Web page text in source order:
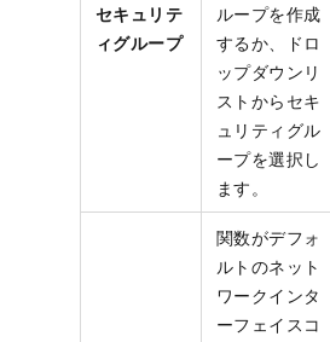
セキュリテ
ィグループ
ループを作成
するか、ドロ
ップダウンリ
ストからセキ
ュリティグル
ープを選択し
ます。
関数がデフォ
ルトのネット
ワークインタ
ーフェイスコ